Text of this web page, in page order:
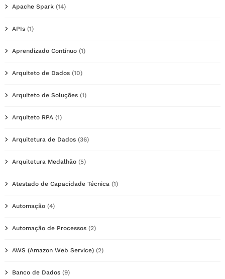
Apache Spark (14)
APIs (1)
Aprendizado Contínuo (1)
Arquiteto de Dados (10)
Arquiteto de Soluções (1)
Arquiteto RPA (1)
Arquitetura de Dados (36)
Arquitetura Medalhão (5)
Atestado de Capacidade Técnica (1)
Automação (4)
Automação de Processos (2)
AWS (Amazon Web Service) (2)
Banco de Dados (9)